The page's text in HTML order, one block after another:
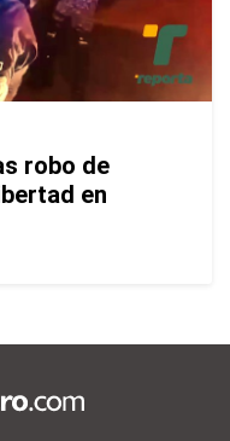
robo de
en